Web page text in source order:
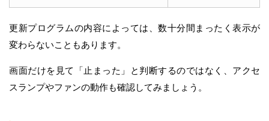
更新プログラムの内容によっては、数十分間まったく表示が
変わらないこともあります。
画面だけを見て「止まった」と判断するのではなく、アクセ
スランプやファンの動作も確認してみましょう。